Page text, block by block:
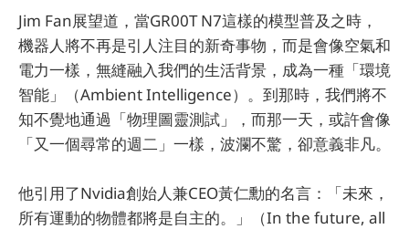
Jim Fan展望道，當GR00T N7這樣的模型普及之時，
機器人將不再是引人注目的新奇事物，而是會像空氣和
電力一樣，無縫融入我們的生活背景，成為一種「環境
智能」（Ambient Intelligence）。到那時，我們將不
知不覺地通過「物理圖靈測試」，而那一天，或許會像
「又一個尋常的週二」一樣，波瀾不驚，卻意義非凡。
他引用了Nvidia創始人兼CEO黃仁勳的名言：「未來，
所有運動的物體都將是自主的。」（In the future, all